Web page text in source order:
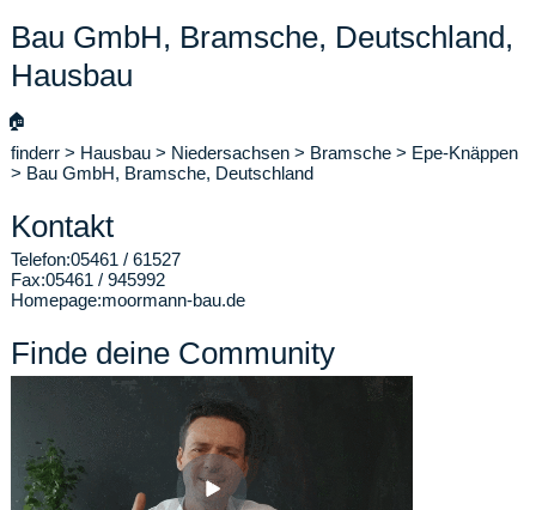
Bau GmbH, Bramsche, Deutschland,
Hausbau
🏠
finderr > Hausbau > Niedersachsen > Bramsche > Epe-Knäppen
> Bau GmbH, Bramsche, Deutschland
Kontakt
Telefon:05461 / 61527
Fax:05461 / 945992
Homepage:moormann-bau.de
Finde deine Community